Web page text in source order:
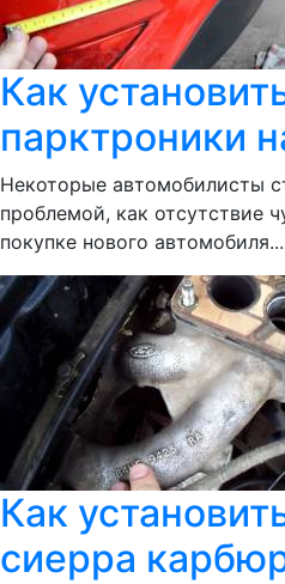
Как
парктроники
Некоторые автомобилисты
проблемой, как отсутствие
покупке нового
Как
сиерра